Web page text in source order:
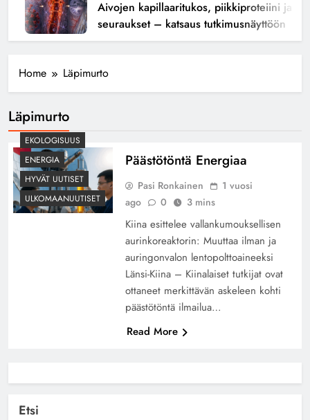
Aivojen kapillaaritukos, piikkiproteiini ja
seuraukset – katsaus tutkimusnäyttöön
Home Läpimurto
Läpimurto
EKOLOGISUUS
ENERGIA
HYVÄT UUTISET
ULKOMAANUUTISET
Päästötöntä Energiaa
Pasi Ronkainen
1 vuosi
ago
0 3 mins
Kiina esittelee vallankumouksellisen
aurinkoreaktorin: Muuttaa ilman ja
auringonvalon lentopolttoaineeksi
Länsi-Kiina – Kiinalaiset tutkijat ovat
ottaneet merkittävän askeleen kohti
päästötöntä ilmailua…
Read More
Etsi